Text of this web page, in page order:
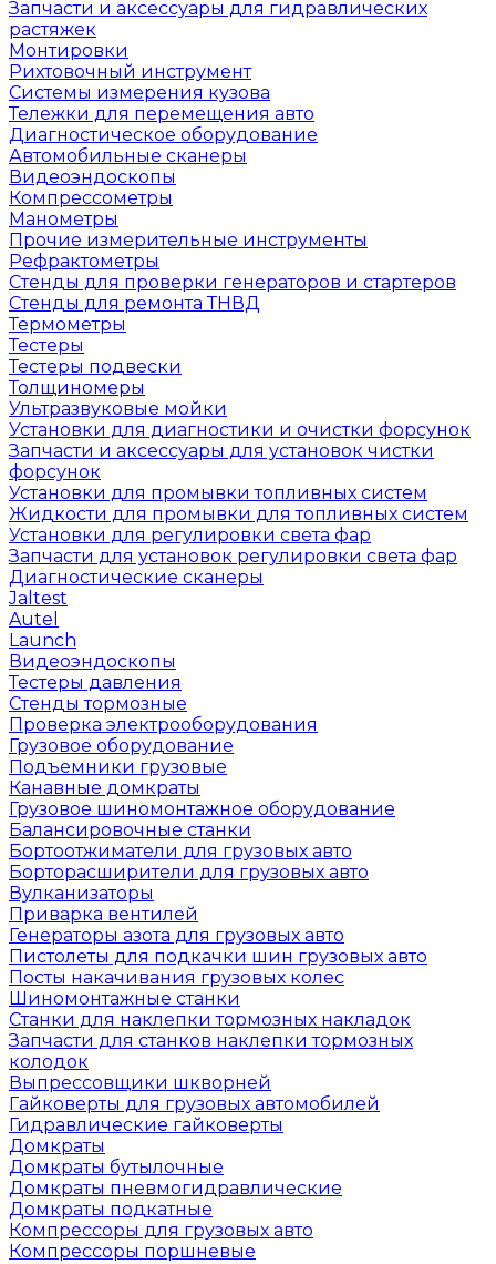
Запчасти и аксессуары для гидравлических
растяжек
Монтировки
Рихтовочный инструмент
Системы измерения кузова
Тележки для перемещения авто
Диагностическое оборудование
Автомобильные сканеры
Видеоэндоскопы
Компрессометры
Манометры
Прочие измерительные инструменты
Рефрактометры
Стенды для проверки генераторов и стартеров
Стенды для ремонта ТНВД
Термометры
Тестеры
Тестеры подвески
Толщиномеры
Ультразвуковые мойки
Установки для диагностики и очистки форсунок
Запчасти и аксессуары для установок чистки
форсунок
Установки для промывки топливных систем
Жидкости для промывки для топливных систем
Установки для регулировки света фар
Запчасти для установок регулировки света фар
Диагностические сканеры
Jaltest
Autel
Launch
Видеоэндоскопы
Тестеры давления
Стенды тормозные
Проверка электрооборудования
Грузовое оборудование
Подъемники грузовые
Канавные домкраты
Грузовое шиномонтажное оборудование
Балансировочные станки
Бортоотжиматели для грузовых авто
Борторасширители для грузовых авто
Вулканизаторы
Приварка вентилей
Генераторы азота для грузовых авто
Пистолеты для подкачки шин грузовых авто
Посты накачивания грузовых колес
Шиномонтажные станки
Станки для наклепки тормозных накладок
Запчасти для станков наклепки тормозных
колодок
Выпрессовщики шкворней
Гайковерты для грузовых автомобилей
Гидравлические гайковерты
Домкраты
Домкраты бутылочные
Домкраты пневмогидравлические
Домкраты подкатные
Компрессоры для грузовых авто
Компрессоры поршневые